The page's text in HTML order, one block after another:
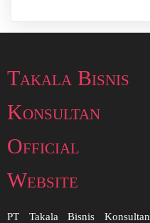
Takala Bisnis
Konsultan
Official
Website
PT Takala Bisnis Konsultan